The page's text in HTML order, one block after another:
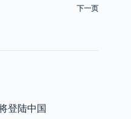
下一页
登陆中国